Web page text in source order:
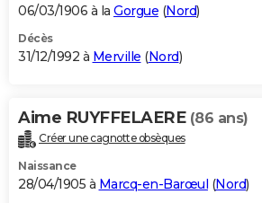
06/03/1906 à la Gorgue (Nord)
Décès
31/12/1992 à Merville (Nord)
Aime RUYFFELAERE (86 ans)
Créer une cagnotte obsèques
Naissance
28/04/1905 à Marcq-en-Barœul (Nord)